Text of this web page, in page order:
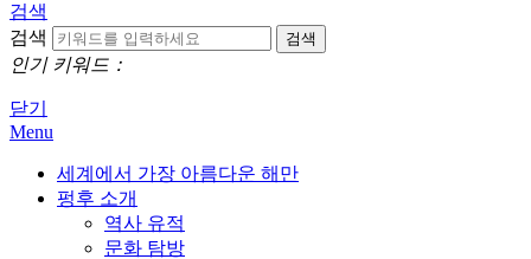
검색
검색
인기 키워드：
닫기
Menu
세계에서 가장 아름다운 해만
펑후 소개
역사 유적
문화 탐방